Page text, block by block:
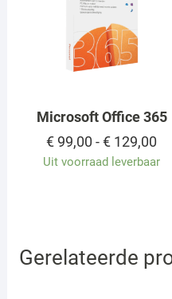
Microsoft Office 365
€ 99,00 - € 129,00
tot
Uit voorraad leverbaar
Gerelateerde